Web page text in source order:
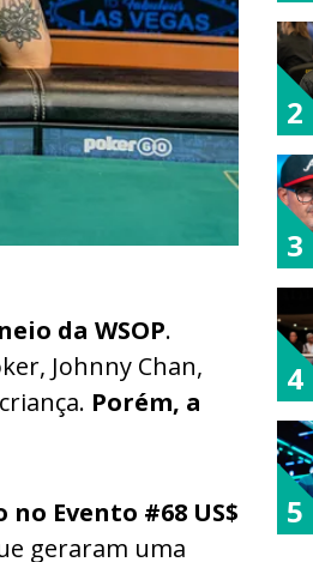
da WSOP.
Johnny Chan,
Porém, a
Evento #68 US$
geraram uma
2
3
4
5